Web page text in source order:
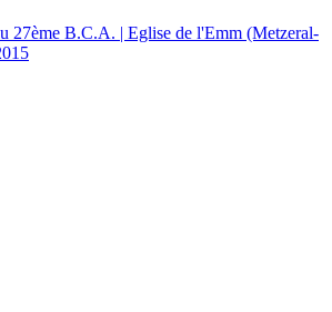
27ème B.C.A. | Eglise de l'Emm (Metzeral-